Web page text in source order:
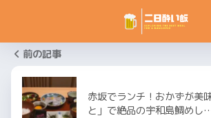
前の記事
赤坂でランチ！おかずが美
と」で絶品の宇和島鯛めし